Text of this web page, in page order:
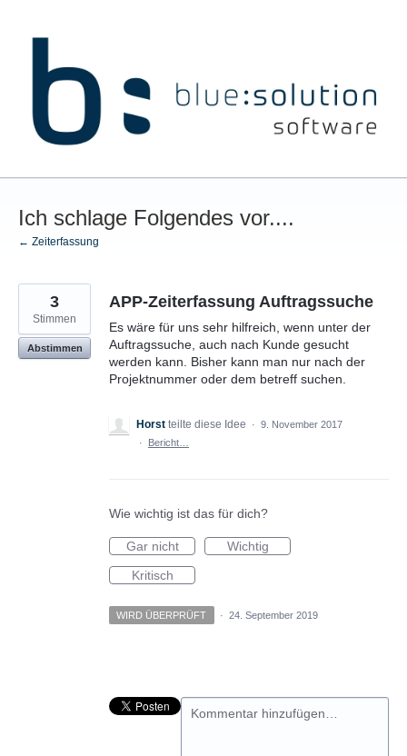
Ich schlage Folgendes vor....
← Zeiterfassung
APP-Zeiterfassung Auftragssuche
Es wäre für uns sehr hilfreich, wenn unter der
Auftragssuche, auch nach Kunde gesucht
werden kann. Bisher kann man nur nach der
Projektnummer oder dem betreff suchen.
3
Stimmen
Abstimmen
Horst teilte diese Idee · 9. November 2017
·
Bericht…
Wie wichtig ist das für dich?
Gar nicht
Wichtig
Kritisch
WIRD ÜBERPRÜFT · 24. September 2019
Kommentar hinzufügen…